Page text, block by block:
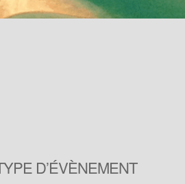
D’ÉVÈNEMENT